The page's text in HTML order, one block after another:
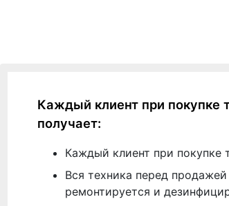
Каждый клиент при покупке
получает:
Каждый клиент при покупке
Вся техника перед
ремонтируется и